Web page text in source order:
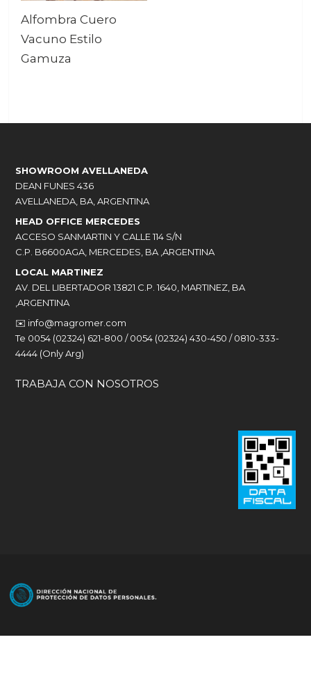
Alfombra Cuero
Vacuno Estilo
Gamuza
SHOWROOM AVELLANEDA
DEAN FUNES 436
AVELLANEDA, BA, ARGENTINA
HEAD OFFICE MERCEDES
ACCESO SANMARTIN Y CALLE 114 S/N
C.P. B6600AGA, MERCEDES, BA ,ARGENTINA
LOCAL MARTINEZ
AV. DEL LIBERTADOR 13821 C.P. 1640, MARTINEZ, BA
,ARGENTINA
✉️ info@magromer.com
Te 0054 (02324) 621-800 / 0054 (02324) 430-450 / 0810-333-
4444 (Only Arg)
TRABAJA CON NOSOTROS